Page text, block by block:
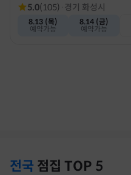
5.0(105) · 경기 화성시
8.13 (목)
예약가능
8.14 (금)
예약가능
전국 점집 TOP 5